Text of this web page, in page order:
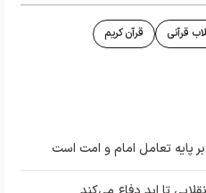
قرآنی
قرآن کریم
پایه تعامل امام و امت است